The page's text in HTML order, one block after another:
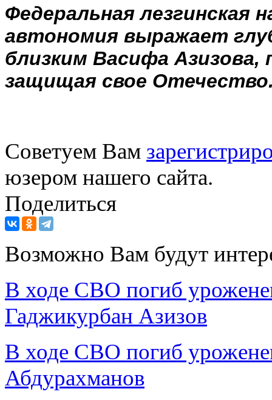
Федеральная лезгинская
автономия выражает
близким Васифа
защищая свое
Советуем Вам
юзером нашего сайта.
Поделиться
Возможно Вам будут
В ходе СВО погиб
Гаджикурбан Азизов
В ходе СВО погиб
Абдурахманов